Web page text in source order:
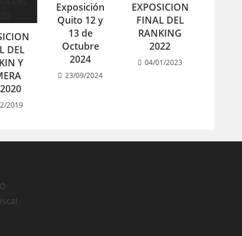
DEL
Y
2019
Exposición
Quito 12 y
13 de
Octubre
2024
23/09/2024
EXPOSICION
FINAL DEL
RANKING
2022
04/01/2023